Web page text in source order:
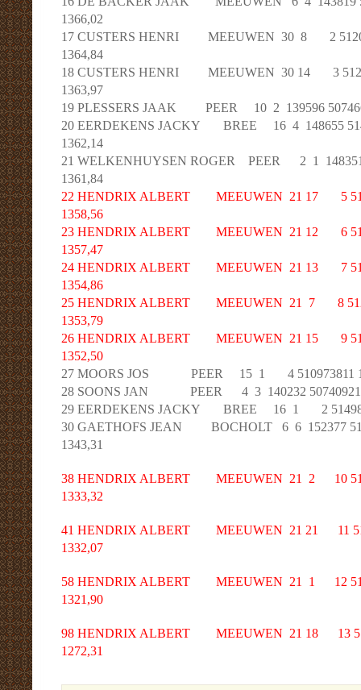
1366,02
17 CUSTERS HENRI MEEUWEN 30 8 2
1364,84
18 CUSTERS HENRI MEEUWEN 30 14 3
1363,97
19 PLESSERS JAAK PEER 10 2 139596
20 EERDEKENS JACKY BREE 16 4 148655
1362,14
21 WELKENHUYSEN ROGER PEER 2 1 148351
1361,84
22 HENDRIX ALBERT MEEUWEN 21 17 5
1358,56
23 HENDRIX ALBERT MEEUWEN 21 12 6
1357,47
24 HENDRIX ALBERT MEEUWEN 21 13 7
1354,86
25 HENDRIX ALBERT MEEUWEN 21 7 8
1353,79
26 HENDRIX ALBERT MEEUWEN 21 15 9
1352,50
27 MOORS JOS PEER 15 1 4 510973811
28 SOONS JAN PEER 4 3 140232 507409211
29 EERDEKENS JACKY BREE 16 1 2
30 GAETHOFS JEAN BOCHOLT 6 6 152377
1343,31
38 HENDRIX ALBERT MEEUWEN 21 2 10
1333,32
41 HENDRIX ALBERT MEEUWEN 21 21 11
1332,07
58 HENDRIX ALBERT MEEUWEN 21 1 12
1321,90
98 HENDRIX ALBERT MEEUWEN 21 18 13
1272,31